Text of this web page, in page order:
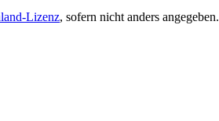
Lizenz, sofern nicht anders angegeben.